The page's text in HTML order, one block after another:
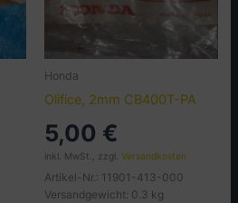
Honda
Olifice, 2mm CB400T-PA
5,00 €
inkl. MwSt., zzgl. Versandkosten
Artikel-Nr.: 11901-413-000
Versandgewicht: 0.3 kg